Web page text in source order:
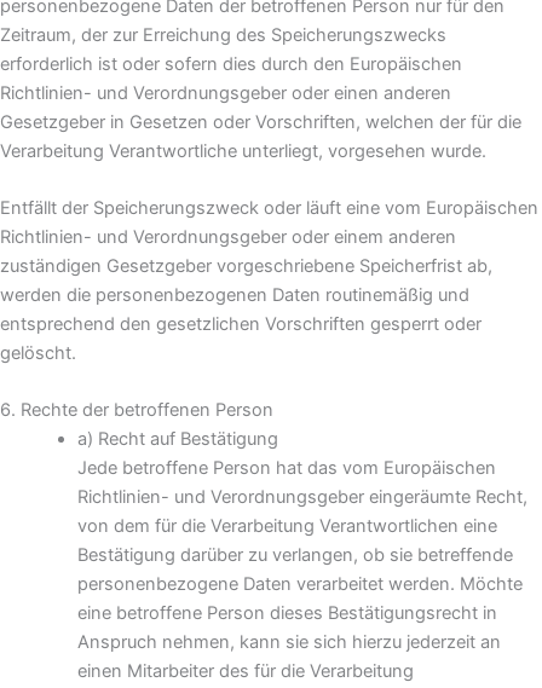
personenbezogene Daten der betroffenen Person nur für den
Zeitraum, der zur Erreichung des Speicherungszwecks
erforderlich ist oder sofern dies durch den Europäischen
Richtlinien- und Verordnungsgeber oder einen anderen
Gesetzgeber in Gesetzen oder Vorschriften, welchen der für die
Verarbeitung Verantwortliche unterliegt, vorgesehen wurde.
Entfällt der Speicherungszweck oder läuft eine vom Europäischen
Richtlinien- und Verordnungsgeber oder einem anderen
zuständigen Gesetzgeber vorgeschriebene Speicherfrist ab,
werden die personenbezogenen Daten routinemäßig und
entsprechend den gesetzlichen Vorschriften gesperrt oder
gelöscht.
6. Rechte der betroffenen Person
a) Recht auf Bestätigung
Jede betroffene Person hat das vom Europäischen
Richtlinien- und Verordnungsgeber eingeräumte Recht,
von dem für die Verarbeitung Verantwortlichen eine
Bestätigung darüber zu verlangen, ob sie betreffende
personenbezogene Daten verarbeitet werden. Möchte
eine betroffene Person dieses Bestätigungsrecht in
Anspruch nehmen, kann sie sich hierzu jederzeit an
einen Mitarbeiter des für die Verarbeitung